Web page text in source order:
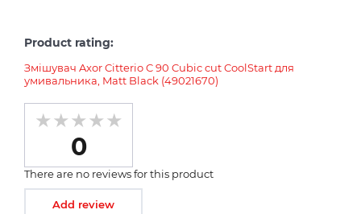
Product rating:
Змішувач Axor Citterio C 90 Cubic cut CoolStart для
умивальника, Matt Black (49021670)
0
There are no reviews for this product
Add review